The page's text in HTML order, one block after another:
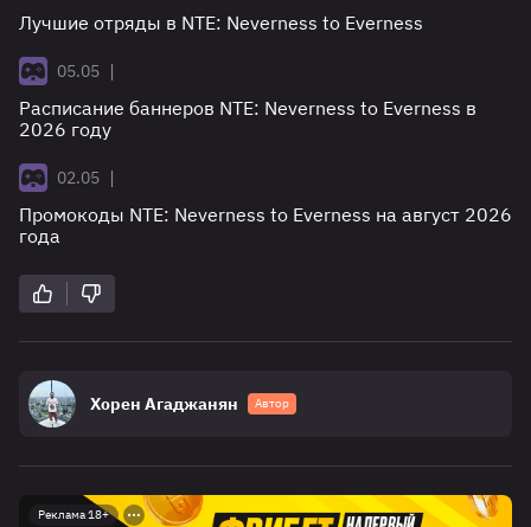
Лучшие отряды в NTE: Neverness to Everness
05.05 |
Расписание баннеров NTE: Neverness to Everness в
2026 году
02.05 |
Промокоды NTE: Neverness to Everness на август 2026
года
Хорен Агаджанян Автор
Реклама 18+